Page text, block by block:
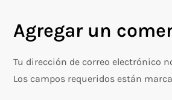
g
a
Agregar un
Tu dirección de correo electrónico
Los campos requeridos están